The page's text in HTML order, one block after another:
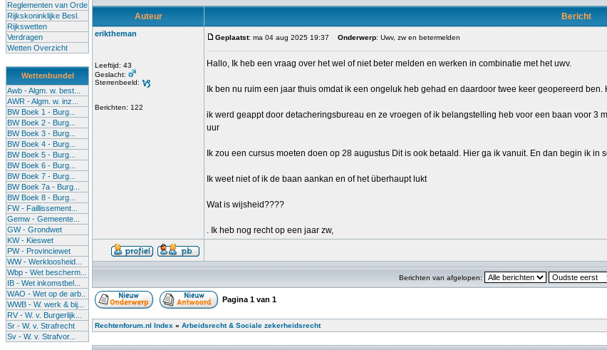
Reglementen van Orde
Rijkskoninklijke Besl.
Rijkswetten
Verdragen
Wetten Overzicht
Wettenbundel
Awb - Algm. w. best...
AWR - Algm. w. inz...
BW Boek 1 - Burg...
BW Boek 2 - Burg...
BW Boek 3 - Burg...
BW Boek 4 - Burg...
BW Boek 5 - Burg...
BW Boek 6 - Burg...
BW Boek 7 - Burg...
BW Boek 7a - Burg...
BW Boek 8 - Burg...
FW - Faillissement...
Gemw - Gemeente...
GW - Grondwet
KW - Kieswet
PW - Provinciewet
WW - Werkloosheid...
Wbp - Wet bescherm...
IB - Wet inkomstbel...
WAO - Wet op de arb..
WWB - W. werk & bij...
RV - W. v. Burgerlijk...
Sr - W. v. Strafrecht
Sv - W. v. Strafvor...
Auteur Bericht
eriktheman
Leeftijd: 43
Geslacht:
Sterrenbeeld:
Berichten: 122
Geplaatst: ma 04 aug 2025 19:37 Onderwerp: Uwv, zw en betermelden
Hallo, Ik heb een vraag over het wel of niet beter melden en werken in combinatie met het uwv.
Ik ben nu ruim een jaar thuis omdat ik een ongeluk heb gehad en daardoor twee keer geopereerd
ik werd geappt door detacheringsbureau en ze vroegen of ik belangstelling heb voor een baan voor 3
uur
Ik zou een cursus moeten doen op 28 augustus Dit is ook betaald. Hier ga ik vanuit. En dan begin ik in
Ik weet niet of ik de baan aankan en of het überhaupt lukt
Wat is wijsheid????
. Ik heb nog recht op een jaar zw,
Berichten van afgelopen:
Pagina 1 van 1
Rechtenforum.nl Index » Arbeidsrecht & Sociale zekerheidsrecht